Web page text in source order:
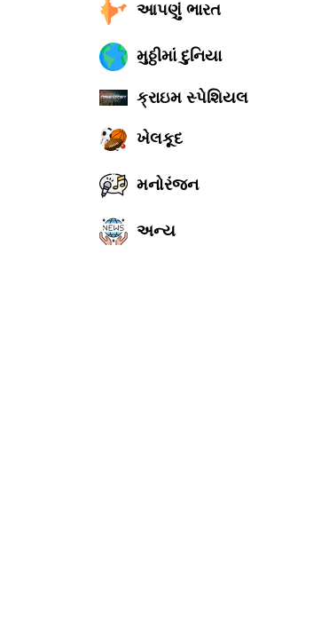
આપણું ભારત
મુઠ્ઠીમાં દુનિયા
ક્રાઇમ સ્પેશિયલ
ખેલકૂદ
મનોરંજન
અન્ય